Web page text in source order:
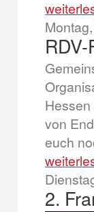
von
euch
2.